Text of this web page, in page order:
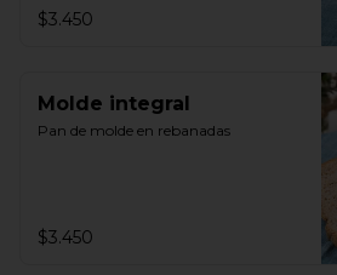
$3.450
Molde integral
Pan de molde en rebanadas
$3.450